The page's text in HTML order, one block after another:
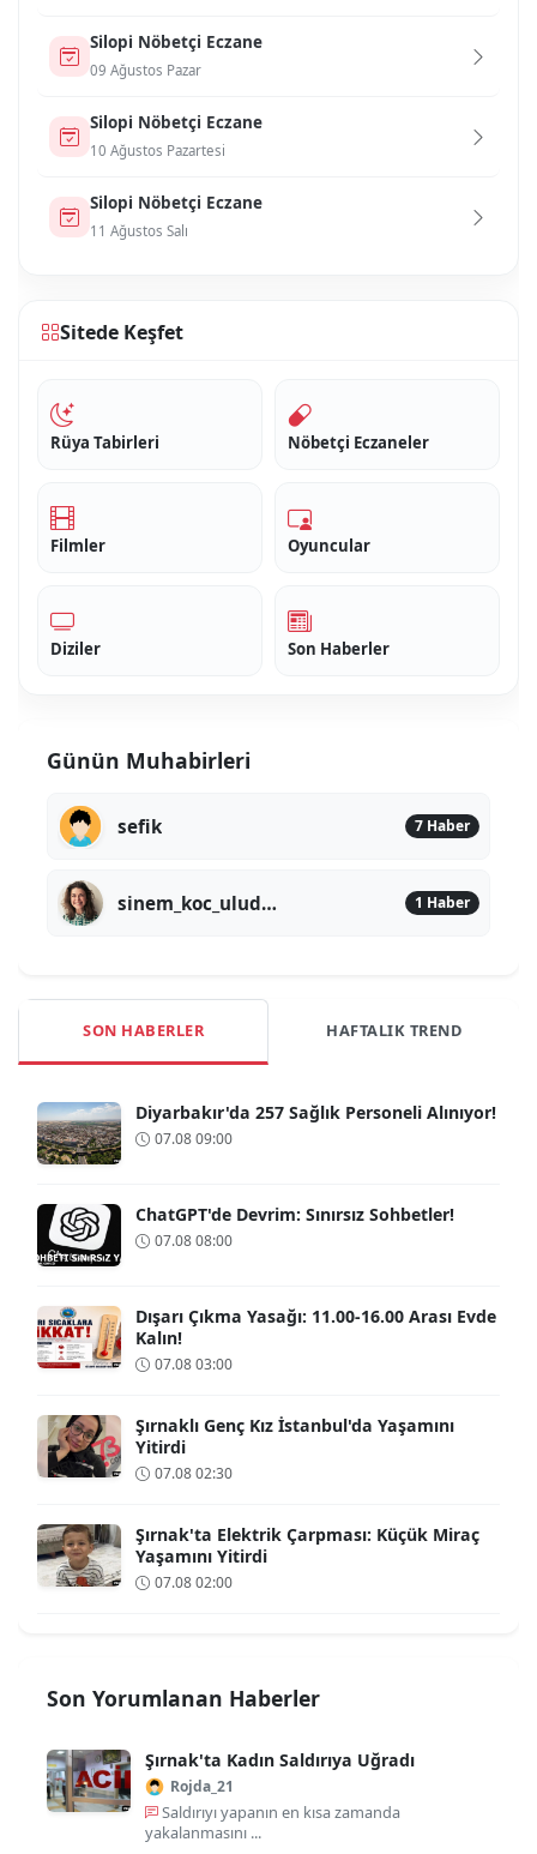
Si̇lopi̇ Nöbetçi Eczane
09 Ağustos Pazar
Si̇lopi̇ Nöbetçi Eczane
10 Ağustos Pazartesi
Si̇lopi̇ Nöbetçi Eczane
11 Ağustos Salı
Sitede Keşfet
Rüya Tabirleri Nöbetçi Eczaneler
Filmler Oyuncular
Diziler Son Haberler
Günün Muhabirleri
sefik 7 Haber
sinem_koc_uludere 1 Haber
SON HABERLER HAFTALIK TREND
Diyarbakır'da 257 Sağlık Personeli Alınıyor!
07.08 09:00
ChatGPT'de Devrim: Sınırsız Sohbetler!
07.08 08:00
Dışarı Çıkma Yasağı: 11.00-16.00 Arası Evde
Kalın!
07.08 03:00
Şırnaklı Genç Kız İstanbul'da Yaşamını
Yitirdi
07.08 02:30
Şırnak'ta Elektrik Çarpması: Küçük Miraç
Yaşamını Yitirdi
07.08 02:00
Son Yorumlanan Haberler
Şırnak'ta Kadın Saldırıya Uğradı
Rojda_21
Saldırıyı yapanın en kısa zamanda
yakalanmasını ...